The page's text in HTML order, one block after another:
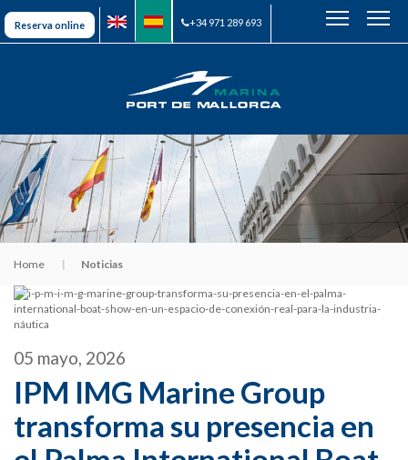
Reserva online +34 971 289 693
Home Noticias
05 mayo, 2026
IPM IMG Marine Group
transforma su presencia en